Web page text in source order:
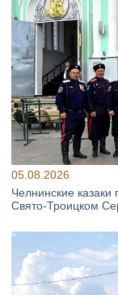
05.08.2026
Челнинские казаки
Свято‑Троицком